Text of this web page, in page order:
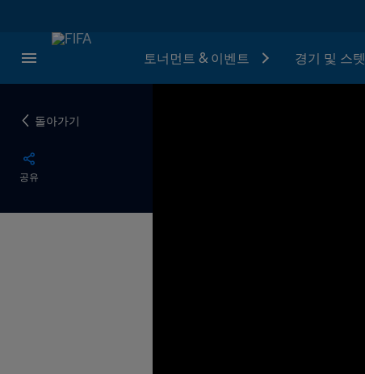
토너먼트 & 이벤트 경기 및 스텟
돌아가기
공유